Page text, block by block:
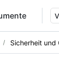
Sicherheit und